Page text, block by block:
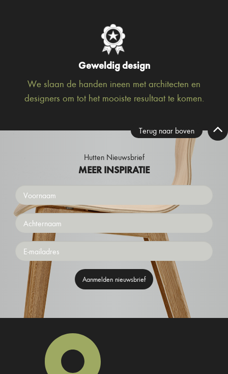
Geweldig design
We slaan de handen ineen met architecten en
designers om tot het mooiste resultaat te komen.
Terug naar boven
Hutten Nieuwsbrief
MEER INSPIRATIE
Voornaam
Achternaam
Emailaddress
Aanmelden nieuwsbrief